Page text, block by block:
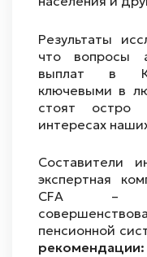
Результаты
что вопросы
выплат в
ключевыми в
стоят
интересах
Составители
экспертная
CFA –
пенсионной
рекомендации: